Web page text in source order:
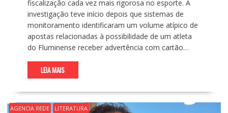
fiscalização cada vez mais rigorosa no esporte. A
investigação teve início depois que sistemas de
monitoramento identificaram um volume atípico de
apostas relacionadas à possibilidade de um atleta
do Fluminense receber advertência com cartão…
LEIA MAIS
AGENCIA REDE LITERATURA